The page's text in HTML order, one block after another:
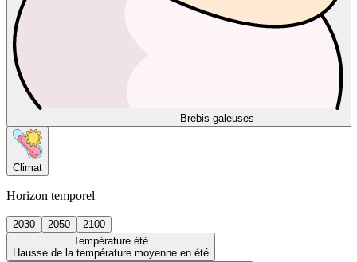
Brebis galeuses
Climat
Horizon temporel
2030 2050
2100
Température été
Hausse de la température moyenne en été